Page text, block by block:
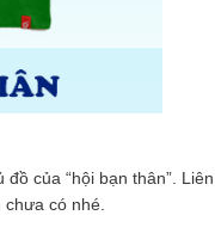
của “hội bạn thân”. Liên
có nhé.